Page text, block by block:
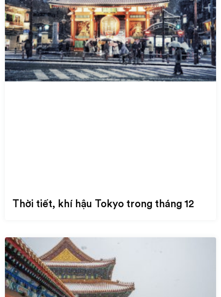
Thời tiết, khí hậu Tokyo trong tháng 12